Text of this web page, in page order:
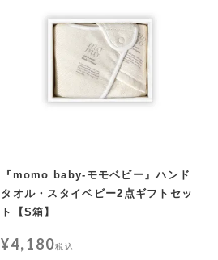
『momo baby-モモベビー』ハンド
タオル・スタイベビー2点ギフトセッ
ト【S箱】
¥4,180税込